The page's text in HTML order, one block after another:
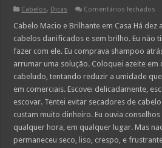
Cabelos, Dicas Comentários fechados
e
Cabelo Macio e Brilhante em Casa Há dez
cabelos danificados e sem brilho. Eu não
fazer com ele. Eu comprava shampoo
arrumar uma solução. Coloquei azeite em
cabeludo, tentando reduzir a umidade
em comerciais. Escovei delicadamente,
escovar. Tentei evitar secadores de
custam muito dinheiro. Eu ouvia
qualquer hora, em qualquer lugar. Mas
permaneceu seco, liso, crespo, e